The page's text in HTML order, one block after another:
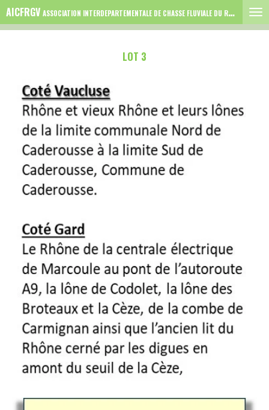
Passer
au
AICFRGV ASSOCIATION INTERDEPARTEMENTALE DE CHASSE FLUVIALE DU RHONE GARD VAUCLUSE
LOT 3